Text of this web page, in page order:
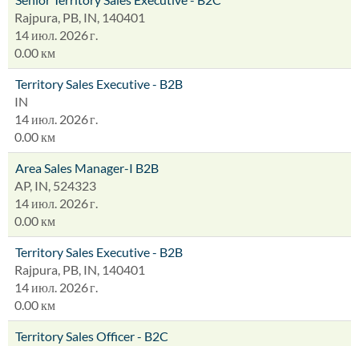
Rajpura, PB, IN, 140401
14 июл. 2026 г.
0.00 км
Territory Sales Executive - B2B
IN
14 июл. 2026 г.
0.00 км
Area Sales Manager-I B2B
AP, IN, 524323
14 июл. 2026 г.
0.00 км
Territory Sales Executive - B2B
Rajpura, PB, IN, 140401
14 июл. 2026 г.
0.00 км
Territory Sales Officer - B2C